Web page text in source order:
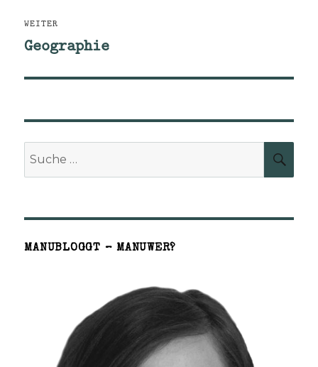
WEITER
Nächster
Geographie
MANUBLOGGT – MANUWER?